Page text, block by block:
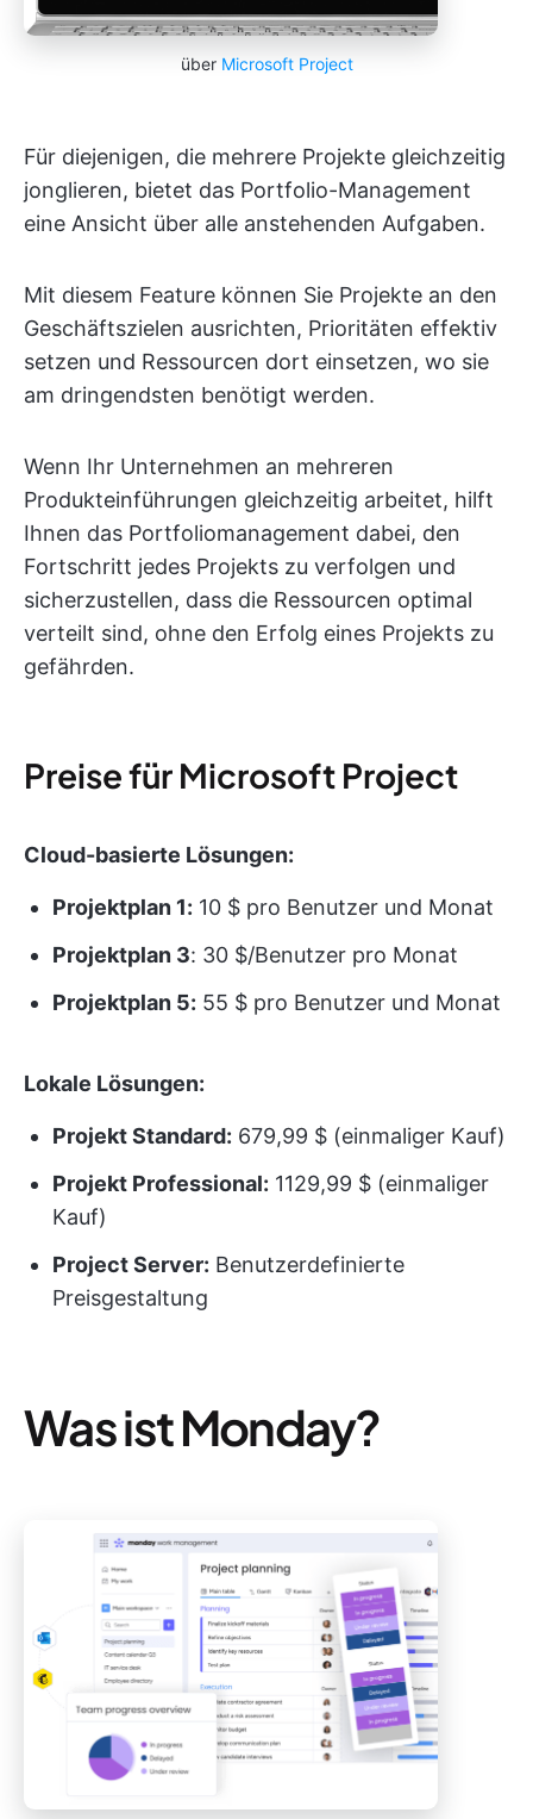
über Microsoft Project
Für diejenigen, die mehrere Projekte gleichzeitig
jonglieren, bietet das Portfolio-Management
eine Ansicht über alle anstehenden Aufgaben.
Mit diesem Feature können Sie Projekte an den
Geschäftszielen ausrichten, Prioritäten effektiv
setzen und Ressourcen dort einsetzen, wo sie
am dringendsten benötigt werden.
Wenn Ihr Unternehmen an mehreren
Produkteinführungen gleichzeitig arbeitet, hilft
Ihnen das Portfoliomanagement dabei, den
Fortschritt jedes Projekts zu verfolgen und
sicherzustellen, dass die Ressourcen optimal
verteilt sind, ohne den Erfolg eines Projekts zu
gefährden.
Preise für Microsoft Project
Cloud-basierte Lösungen:
Projektplan 1: 10 $ pro Benutzer und Monat
Projektplan 3: 30 $/Benutzer pro Monat
Projektplan 5: 55 $ pro Benutzer und Monat
Lokale Lösungen:
Projekt Standard: 679,99 $ (einmaliger Kauf)
Projekt Professional: 1129,99 $ (einmaliger
Kauf)
Project Server: Benutzerdefinierte
Preisgestaltung
Was ist Monday?